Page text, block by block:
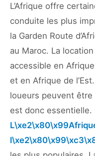
L’Afrique offre
conduite les plus
la Garden Route
au Maroc. La
accessible en
et en Afrique de
loueurs peuvent
est donc essentielle.